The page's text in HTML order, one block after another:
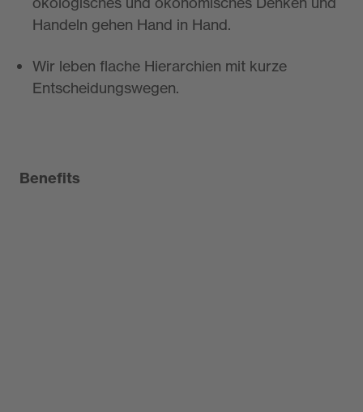
Handeln gehen Hand in Hand.
Wir leben flache Hierarchien mit kurze
Entscheidungswegen.
Benefits